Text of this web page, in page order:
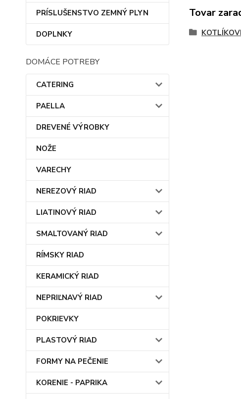
PRÍSLUŠENSTVO ZEMNÝ PLYN
DOPLNKY
DOMÁCE POTREBY
CATERING
PAELLA
DREVENÉ VÝROBKY
NOŽE
VARECHY
NEREZOVÝ RIAD
LIATINOVÝ RIAD
SMALTOVANÝ RIAD
RÍMSKY RIAD
KERAMICKÝ RIAD
NEPRIĽNAVÝ RIAD
POKRIEVKY
PLASTOVÝ RIAD
FORMY NA PEČENIE
KORENIE - PAPRIKA
Tovar